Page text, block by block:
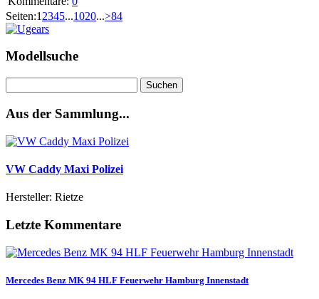
Seiten:1 2345...1020...>84
Modellsuche
nach:
Aus der Sammlung...
VW Caddy Maxi Polizei
Hersteller: Rietze
Letzte Kommentare
Mercedes Benz MK 94 HLF Feuerwehr Hamburg Innenstadt